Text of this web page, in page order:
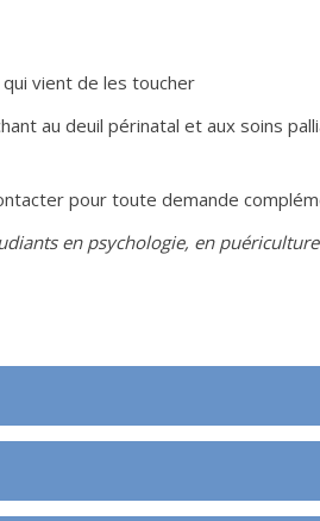
vient de les toucher
au deuil périnatal et aux soins
pour toute demande
en psychologie, en